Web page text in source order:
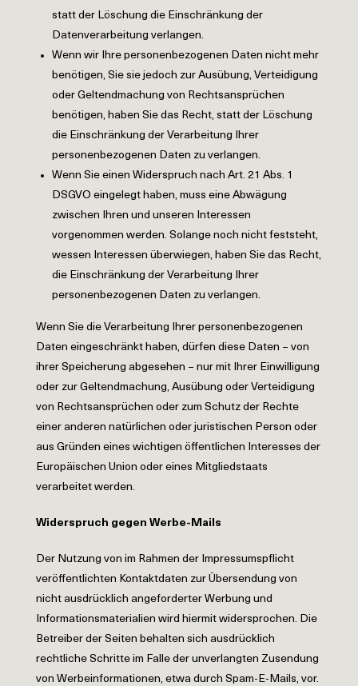
statt der Löschung die Einschränkung der
Datenverarbeitung verlangen.
Wenn wir Ihre personenbezogenen Daten nicht mehr
benötigen, Sie sie jedoch zur Ausübung, Verteidigung
oder Geltendmachung von Rechtsansprüchen
benötigen, haben Sie das Recht, statt der Löschung
die Einschränkung der Verarbeitung Ihrer
personenbezogenen Daten zu verlangen.
Wenn Sie einen Widerspruch nach Art. 21 Abs. 1
DSGVO eingelegt haben, muss eine Abwägung
zwischen Ihren und unseren Interessen
vorgenommen werden. Solange noch nicht feststeht,
wessen Interessen überwiegen, haben Sie das Recht,
die Einschränkung der Verarbeitung Ihrer
personenbezogenen Daten zu verlangen.
Wenn Sie die Verarbeitung Ihrer personenbezogenen
Daten eingeschränkt haben, dürfen diese Daten – von
ihrer Speicherung abgesehen – nur mit Ihrer Einwilligung
oder zur Geltendmachung, Ausübung oder Verteidigung
von Rechtsansprüchen oder zum Schutz der Rechte
einer anderen natürlichen oder juristischen Person oder
aus Gründen eines wichtigen öffentlichen Interesses der
Europäischen Union oder eines Mitgliedstaats
verarbeitet werden.
Widerspruch gegen Werbe-Mails
Der Nutzung von im Rahmen der Impressumspflicht
veröffentlichten Kontaktdaten zur Übersendung von
nicht ausdrücklich angeforderter Werbung und
Informationsmaterialien wird hiermit widersprochen. Die
Betreiber der Seiten behalten sich ausdrücklich
rechtliche Schritte im Falle der unverlangten Zusendung
von Werbeinformationen, etwa durch Spam-E-Mails, vor.